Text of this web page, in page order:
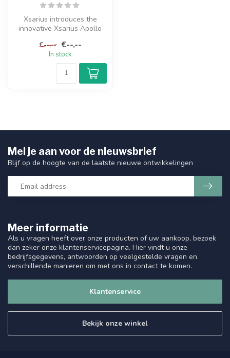
Xsarius introduces the
innovative Xsarius Apollo
most...
€--,-- €--,--
In stock
Meer informatie
Als u vragen heeft over onze producten of uw aankoop, bezoek
dan zeker onze klantenservicepagina. Hier vindt u onze
bedrijfsgegevens, antwoorden op veelgestelde vragen en
verschillende manieren om met ons in contact te komen.
Klantenservice
Bekijk onze winkel
Mel je aan voor de nieuwsbrief
Blijf op de hoogte van de laatste nieuwe ontwikkelingen